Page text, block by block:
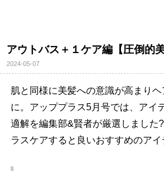
アウトバス＋１ケア編【圧倒的美
2024-05-07
肌と同様に美髪への意識が高まり
に。アッププラス5月号では、アイ
適解を編集部&賢者が厳選しました
ラスケアすると良いおすすめのアイ